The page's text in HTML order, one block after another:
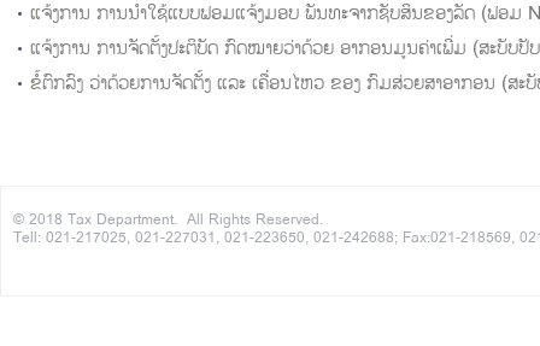
© 2018 Tax Department. All Rights Reserved.
Tell: 021-217025, 021-227031, 021-223650, 021-242688; Fax:021-218569,